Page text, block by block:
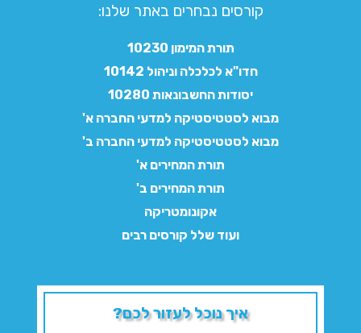
קורסים נבחרים באתר שלנו:​
תורת המימון 10230
חדו"א לכלכלה וניהול 10142
יסודות החשבונאות 10280
מבוא לסטטיסטיקה למדעי החברה א'
מבוא לסטטיסטיקה למדעי החברה ב'
תורת המחירים א'
תורת המחירים ב'
אקונומטריקה
ועוד שלל קורסים רבים
איך נוכל לעזור לכם?